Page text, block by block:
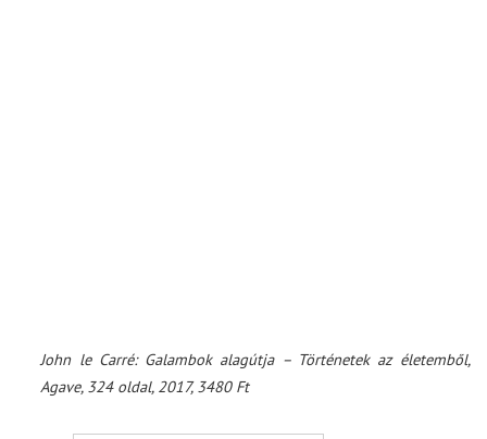
John le Carré: Galambok alagútja – Történetek az életemből,
Agave, 324 oldal, 2017, 3480 Ft